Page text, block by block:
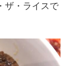
ザ・ライスで